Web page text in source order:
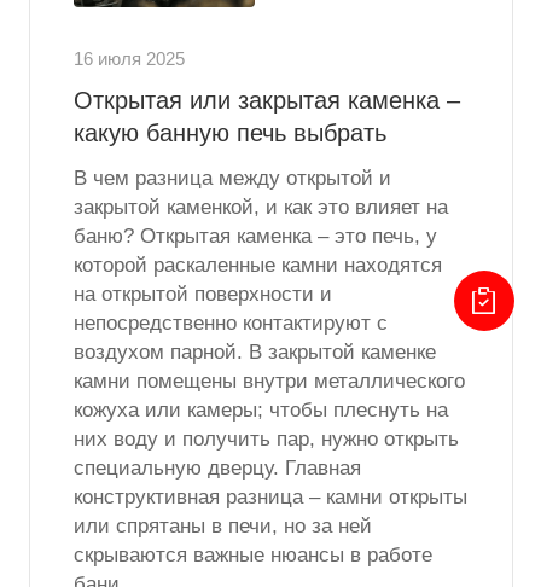
16 июля 2025
Открытая или закрытая каменка –
какую банную печь выбрать
В чем разница между открытой и
закрытой каменкой, и как это влияет на
баню? Открытая каменка – это печь, у
которой раскаленные камни находятся
на открытой поверхности и
непосредственно контактируют с
воздухом парной. В закрытой каменке
камни помещены внутри металлического
кожуха или камеры; чтобы плеснуть на
них воду и получить пар, нужно открыть
специальную дверцу. Главная
конструктивная разница – камни открыты
или спрятаны в печи, но за ней
скрываются важные нюансы в работе